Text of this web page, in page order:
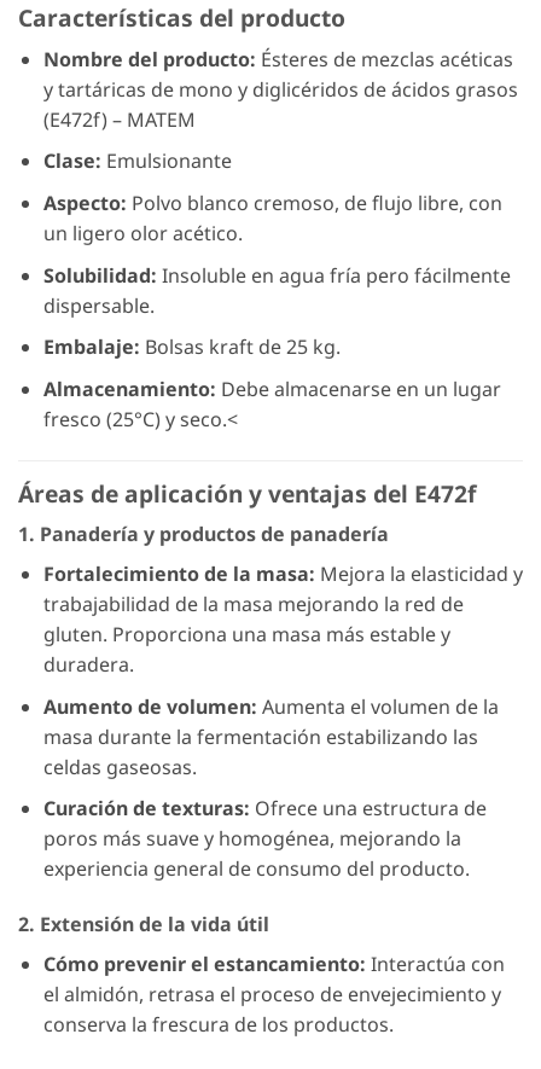
Características del producto
Nombre del producto: Ésteres de mezclas acéticas
y tartáricas de mono y diglicéridos de ácidos grasos
(E472f) – MATEM
Clase: Emulsionante
Aspecto: Polvo blanco cremoso, de flujo libre, con
un ligero olor acético.
Solubilidad: Insoluble en agua fría pero fácilmente
dispersable.
Embalaje: Bolsas kraft de 25 kg.
Almacenamiento: Debe almacenarse en un lugar
fresco (25°C) y seco.<
Áreas de aplicación y ventajas del E472f
1. Panadería y productos de panadería
Fortalecimiento de la masa: Mejora la elasticidad y
trabajabilidad de la masa mejorando la red de
gluten. Proporciona una masa más estable y
duradera.
Aumento de volumen: Aumenta el volumen de la
masa durante la fermentación estabilizando las
celdas gaseosas.
Curación de texturas: Ofrece una estructura de
poros más suave y homogénea, mejorando la
experiencia general de consumo del producto.
2. Extensión de la vida útil
Cómo prevenir el estancamiento: Interactúa con
el almidón, retrasa el proceso de envejecimiento y
conserva la frescura de los productos.